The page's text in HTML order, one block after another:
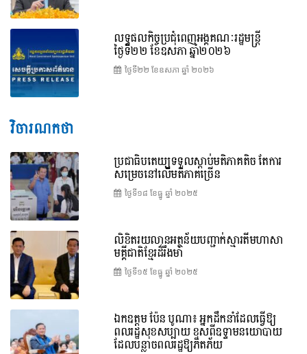
លទ្ធផលកិច្ចប្រជុំពេញអង្គគណៈរដ្ឋមន្រ្តី
ថ្ងៃទី២២ ខែឧសភា ឆ្នាំ២០២៦
ថ្ងៃទី២២ ខែ​ឧសភា ឆ្នាំ ២០២៦
វិចារណកថា
ប្រជាធិបតេយ្យទទួលស្តាប់មតិភាគតិច តែការ
សម្រេចនៅលើមតិភាគច្រើន
ថ្ងៃទី១៨ ខែ​ធ្នូ ឆ្នាំ ២០២៥
លិខិតរយលានអត្ថន័យបញ្ជាក់ស្មារតីមហាសា
មគ្គីជាតិខ្មែរដ៏រឹងមាំ
ថ្ងៃទី១៥ ខែ​ធ្នូ ឆ្នាំ ២០២៥
ឯកឧត្តម ប៉ែន បូណា៖ អ្នកដឹកនាំដែលធ្វើឱ្យ
ពលរដ្ឋសុខសប្បាយ ខុសពីឧទ្ទាមនយោបាយ
ដែលបន្លាចពលរដ្ឋឱ្យភិតភ័យ